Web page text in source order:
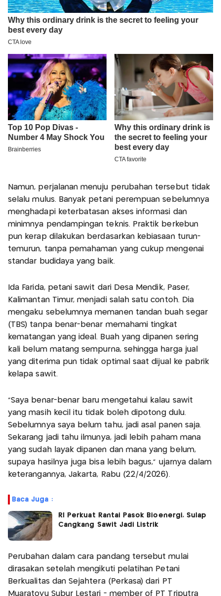
Namun, perjalanan menuju perubahan tersebut tidak
selalu mulus. Banyak petani perempuan sebelumnya
menghadapi keterbatasan akses informasi dan
minimnya pendampingan teknis. Praktik berkebun
pun kerap dilakukan berdasarkan kebiasaan turun-
temurun, tanpa pemahaman yang cukup mengenai
standar budidaya yang baik.
Ida Farida, petani sawit dari Desa Mendik, Paser,
Kalimantan Timur, menjadi salah satu contoh. Dia
mengaku sebelumnya memanen tandan buah segar
(TBS) tanpa benar-benar memahami tingkat
kematangan yang ideal. Buah yang dipanen sering
kali belum matang sempurna, sehingga harga jual
yang diterima pun tidak optimal saat dijual ke pabrik
kelapa sawit.
“Saya benar-benar baru mengetahui kalau sawit
yang masih kecil itu tidak boleh dipotong dulu.
Sebelumnya saya belum tahu, jadi asal panen saja.
Sekarang jadi tahu ilmunya, jadi lebih paham mana
yang sudah layak dipanen dan mana yang belum,
supaya hasilnya juga bisa lebih bagus,” ujarnya dalam
keterangannya, Jakarta, Rabu (22/4/2026).
Baca Juga :
RI Perkuat Rantai Pasok Bioenergi, Sulap
Cangkang Sawit Jadi Listrik
Perubahan dalam cara pandang tersebut mulai
dirasakan setelah mengikuti pelatihan Petani
Berkualitas dan Sejahtera (Perkasa) dari PT
Muaratoyu Subur Lestari - member of PT Triputra